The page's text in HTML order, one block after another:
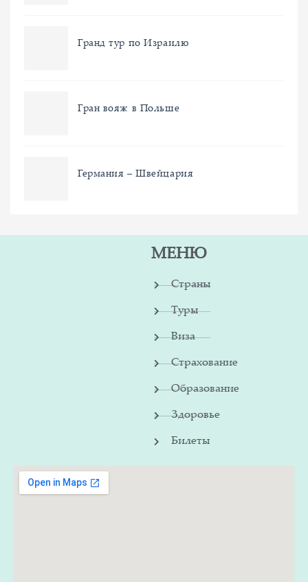
Гранд тур по Израилю
Гран вояж в Польше
Германия – Швейцария
МЕНЮ
Страны
Туры
Виза
Страхование
Образование
Здоровье
Билеты